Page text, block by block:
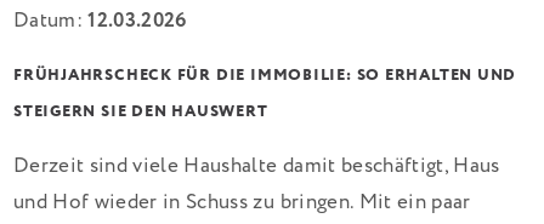
Datum:12.03.2026
FRÜHJAHRSCHECK FÜR DIE IMMOBILIE: SO ERHALTEN UND
STEIGERN SIE DEN HAUSWERT
Derzeit sind viele Haushalte damit beschäftigt, Haus
und Hof wieder in Schuss zu bringen. Mit ein paar